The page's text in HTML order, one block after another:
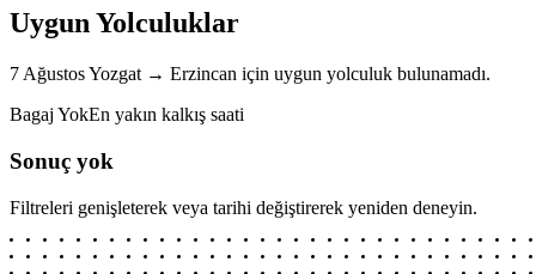
Uygun Yolculuklar
7 AğustosYozgat → Erzincan için uygun yolculuk bulunamadı.
Bagaj YokEn yakın kalkış saati
Sonuç yok
Filtreleri genişleterek veya tarihi değiştirerek yeniden deneyin.